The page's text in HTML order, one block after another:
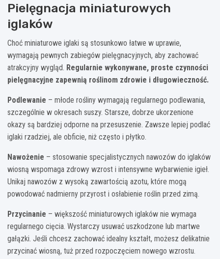
Pielęgnacja miniaturowych
iglaków
Choć miniaturowe iglaki są stosunkowo łatwe w uprawie,
wymagają pewnych zabiegów pielęgnacyjnych, aby zachować
atrakcyjny wygląd. Regularnie wykonywane, proste czynności
pielęgnacyjne zapewnią roślinom zdrowie i długowieczność.
Podlewanie – młode rośliny wymagają regularnego podlewania,
szczególnie w okresach suszy. Starsze, dobrze ukorzenione
okazy są bardziej odporne na przesuszenie. Zawsze lepiej podlać
iglaki rzadziej, ale obficie, niż często i płytko.
Nawożenie – stosowanie specjalistycznych nawozów do iglaków
wiosną wspomaga zdrowy wzrost i intensywne wybarwienie igieł.
Unikaj nawozów z wysoką zawartością azotu, które mogą
powodować nadmierny przyrost i osłabienie roślin przed zimą.
Przycinanie – większość miniaturowych iglaków nie wymaga
regularnego cięcia. Wystarczy usuwać uszkodzone lub martwe
gałązki. Jeśli chcesz zachować idealny kształt, możesz delikatnie
przycinać wiosną, tuż przed rozpoczęciem nowego wzrostu.